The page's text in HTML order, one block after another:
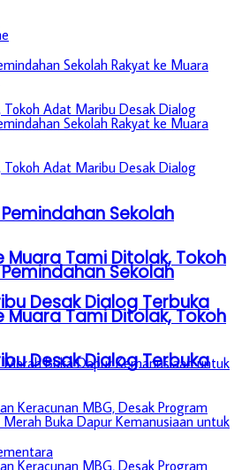
Sekolah
Muara Tami Ditolak, Tokoh
Desak Dialog Terbuka
Sekolah
Muara Tami Ditolak, Tokoh
Desak Dialog Terbuka